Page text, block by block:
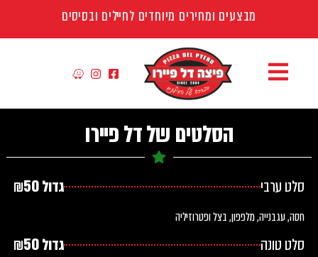
מבצעים ומחירים מיוחדים לחיילים ובסיסים
הסלטים של דל פיירו
סלט ערבי גדול ₪50
חסה, עגבנייה, מלפפון, בצל ופטרוזיליה
סלט טונה גדול ₪50